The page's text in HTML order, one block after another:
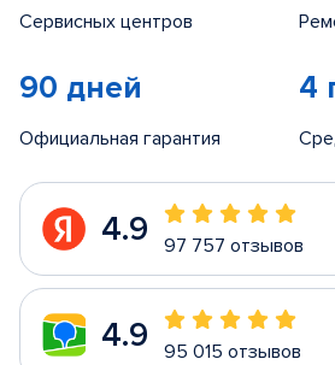
Сервисных центров
90 дней
Официальная гарантия
4
4.9 97 757 отзывов
4.9 95 015 отзывов